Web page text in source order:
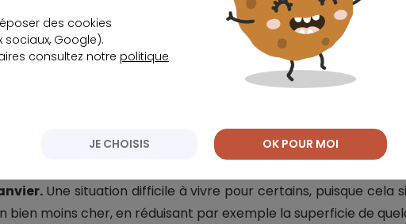
0,34 % à 50 % sur chaque tête, ne peut pas rembourser une
En janvier 2022 avec un taux à 1,10%, il pouvait espérer
Pour un emprunt du même montant en octobre
mensualités de ce couple passent à 1 563 euros, soit un
Pour rester dans les clous et respecter la mensualité maximale
soit 30
Une situation difficile à vivre pour certains, puisque cela
bien moins cher, en réduisant par exemple la superficie de
des cookies
Google).
consultez notre politique
JE CHOISIS OK POUR MOI